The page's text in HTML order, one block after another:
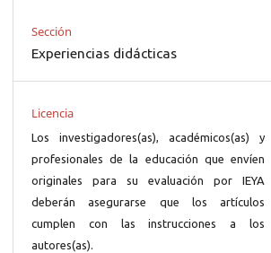
Sección
Experiencias didácticas
Licencia
Los investigadores(as), académicos(as) y
profesionales de la educación que envíen
originales para su evaluación por IEYA
deberán asegurarse que los artículos
cumplen con las instrucciones a los
autores(as).